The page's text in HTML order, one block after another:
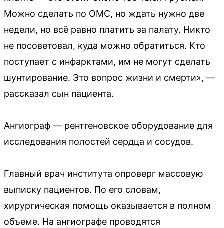
Можно сделать по ОМС, но ждать нужно две
недели, но всё равно платить за палату. Никто
не посоветовал, куда можно обратиться. Кто
поступает с инфарктами, им не могут сделать
шунтирование. Это вопрос жизни и смерти», —
рассказал сын пациента.
Ангиограф — рентгеновское оборудование для
исследования полостей сердца и сосудов.
Главный врач института опроверг массовую
выписку пациентов. По его словам,
хирургическая помощь оказывается в полном
объеме. На ангиографе проводятся